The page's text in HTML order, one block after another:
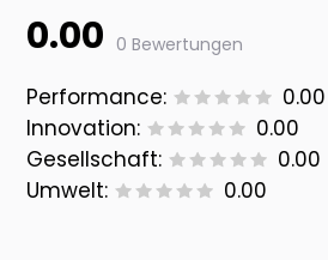
0.00 0 Bewertungen
Performance:
0.00
Innovation:
0.00
Gesellschaft:
0.00
Umwelt:
0.00